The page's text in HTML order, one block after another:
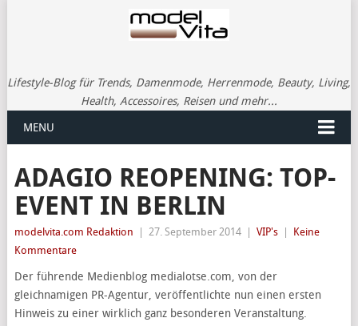
Lifestyle-Blog für Trends, Damenmode, Herrenmode, Beauty, Living,
Health, Accessoires, Reisen und mehr...
MENU
ADAGIO REOPENING: TOP-
EVENT IN BERLIN
modelvita.com Redaktion 27. September 2014 VIP's
Keine
Kommentare
Der führende Medienblog medialotse.com, von der
gleichnamigen PR-Agentur, veröffentlichte nun einen ersten
Hinweis zu einer wirklich ganz besonderen Veranstaltung.